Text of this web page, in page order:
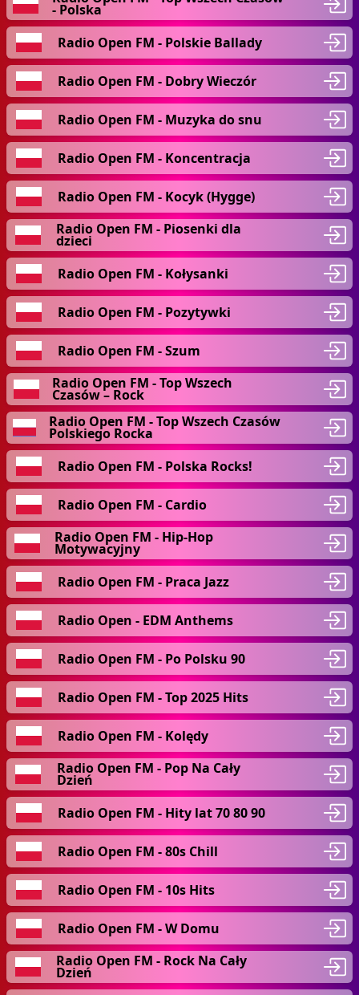
- Polska
Radio Open FM - Polskie Ballady
Radio Open FM - Dobry Wieczór
Radio Open FM - Muzyka do snu
Radio Open FM - Koncentracja
Radio Open FM - Kocyk (Hygge)
Radio Open FM - Piosenki dla
dzieci
Radio Open FM - Kołysanki
Radio Open FM - Pozytywki
Radio Open FM - Szum
Radio Open FM - Top Wszech
Czasów – Rock
Radio Open FM - Top Wszech Czasów
Polskiego Rocka
Radio Open FM - Polska Rocks!
Radio Open FM - Cardio
Radio Open FM - Hip-Hop
Motywacyjny
Radio Open FM - Praca Jazz
Radio Open - EDM Anthems
Radio Open FM - Po Polsku 90
Radio Open FM - Top 2025 Hits
Radio Open FM - Kolędy
Radio Open FM - Pop Na Cały
Dzień
Radio Open FM - Hity lat 70 80 90
Radio Open FM - 80s Chill
Radio Open FM - 10s Hits
Radio Open FM - W Domu
Radio Open FM - Rock Na Cały
Dzień